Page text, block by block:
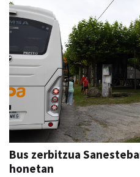
Bus zerbitzua
honetan